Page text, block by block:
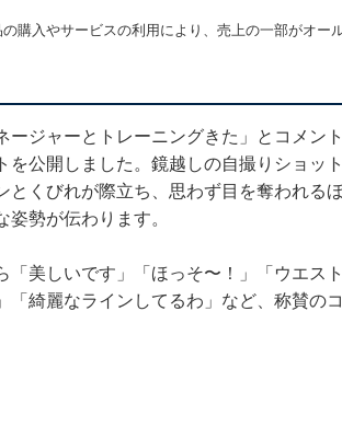
購入やサービスの利用により、売上の一部がオー
ージャーとトレーニングきた」とコメン
を公開しました。鏡越しの自撮りショッ
とくびれが際立ち、思わず目を奪われる
勢が伝わります。
「美しいです」「ほっそ〜！」「ウエス
「綺麗なラインしてるわ」など、称賛の